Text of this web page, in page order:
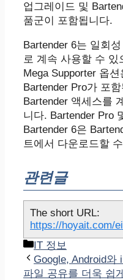
업그레이드 및
품군이 포함됩니다.
Bartender 6는 일회
로 계속 사용할 수 있
Mega Supporter 옵션
Bartender Pro가 포
Bartender 액세스를
니다. Bartender Pro
Bartender 6은
트에서 다운로드할
관련글
The short URL:
https://hoyait.com/
카
테
고
IT 정보
Google, Android와
파일 공유를 더욱 쉽